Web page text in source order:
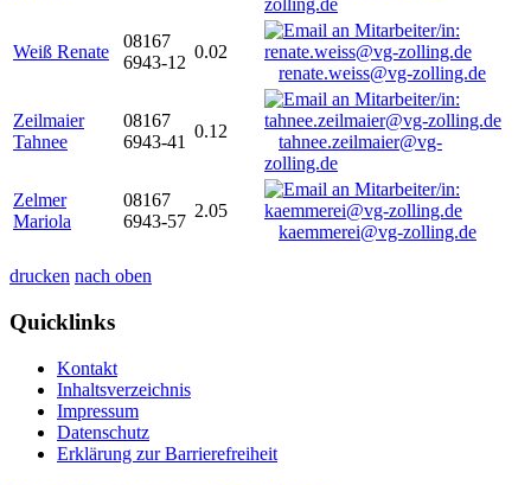
zolling.de
Weiß Renate
08167
6943-12
0.02
renate.weiss@vg-zolling.de
Zeilmaier
Tahnee
08167
6943-41
0.12
tahnee.zeilmaier@vg-
zolling.de
Zelmer
Mariola
08167
6943-57
2.05
kaemmerei@vg-zolling.de
drucken nach oben
Quicklinks
Kontakt
Inhaltsverzeichnis
Impressum
Datenschutz
Erklärung zur Barrierefreiheit